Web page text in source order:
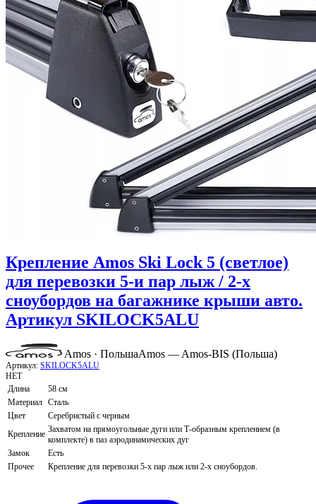
Крепление Amos Ski Lock 5 (светлое)
для перевозки 5-и пар лыж / 2-х
сноубордов на багажнике крыши авто.
Артикул SKILOCK5ALU
Amos · ПольшаAmos — Amos-BIS (Польша)
Артикул: SKILOCK5ALU
НЕТ
Длина
58 см
Материал Сталь
Цвет
Серебристый с черным
Крепление Захватом на прямоугольные дуги или Т-образным креплением (в
комплекте) в паз аэродинамических дуг
Замок
Есть
Прочее
Крепление для перевозки 5-х пар лыж или 2-х сноубордов.